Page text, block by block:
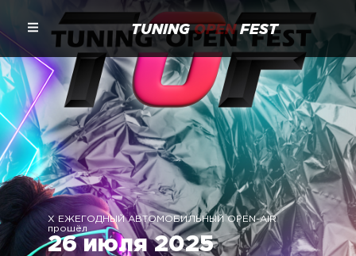
TUNING OPEN FEST
X ЕЖЕГОДНЫЙ АВТОМОБИЛЬНЫЙ OPEN-AIR
прошёл
26 июля 2025